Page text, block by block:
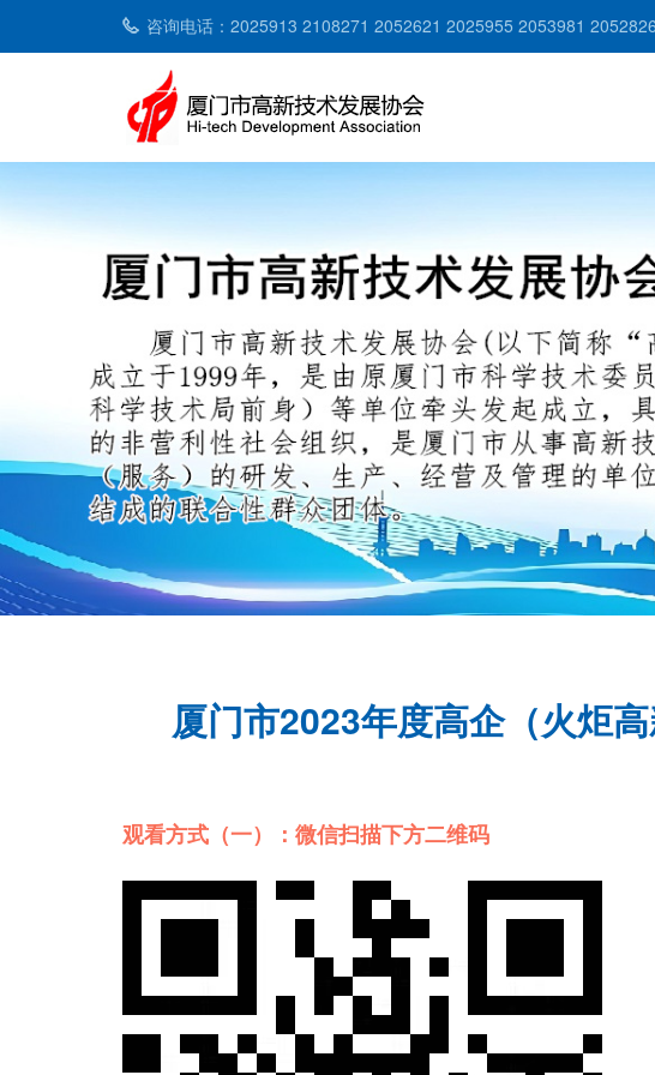
咨询电话：2025913 2108271 2052621 2025955 2053981
厦门市2023年度高企（火炬
观看方式（一）：微信扫描下方二维码